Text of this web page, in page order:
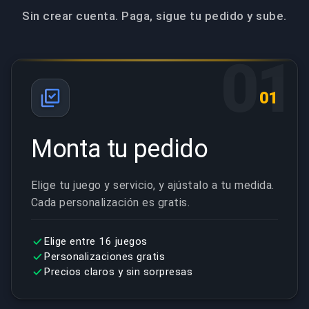
Sin crear cuenta. Paga, sigue tu pedido y sube.
01
01
Monta tu pedido
Elige tu juego y servicio, y ajústalo a tu medida.
Cada personalización es gratis.
Elige entre 16 juegos
Personalizaciones gratis
Precios claros y sin sorpresas